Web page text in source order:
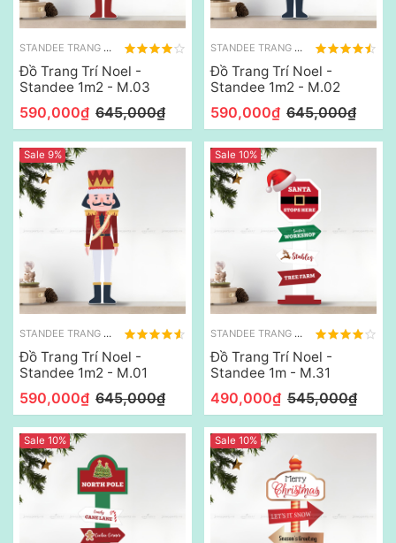
STANDEE TRANG TRÍ NOEL
Đồ Trang Trí Noel -
Standee 1m2 - M.03
590,000₫ 645,000₫
STANDEE TRANG TRÍ NOEL
Đồ Trang Trí Noel -
Standee 1m2 - M.02
590,000₫ 645,000₫
Sale 9%
STANDEE TRANG TRÍ NOEL
Đồ Trang Trí Noel -
Standee 1m2 - M.01
590,000₫ 645,000₫
Sale 10%
STANDEE TRANG TRÍ NOEL
Đồ Trang Trí Noel -
Standee 1m - M.31
490,000₫ 545,000₫
Sale 10% Sale 10%